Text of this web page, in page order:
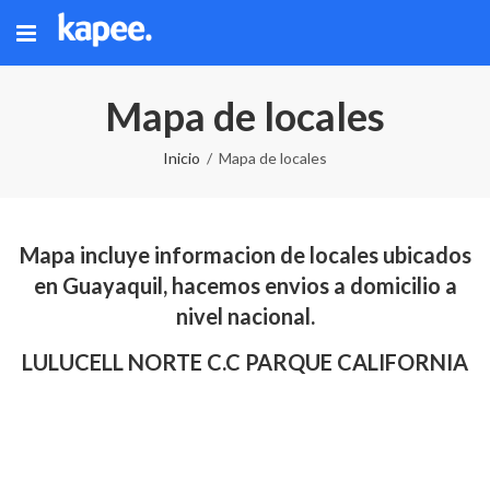
Mapa de locales
Inicio Mapa de locales
Mapa incluye informacion de locales ubicados
en Guayaquil, hacemos envios a domicilio a
nivel nacional.
LULUCELL NORTE C.C PARQUE CALIFORNIA